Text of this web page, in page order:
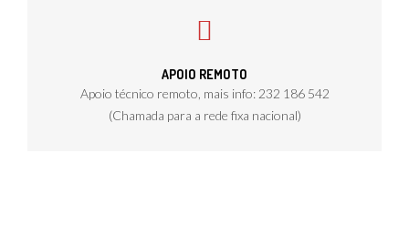
APOIO REMOTO
Apoio técnico remoto, mais info: 232 186 542
(Chamada para a rede fixa nacional)